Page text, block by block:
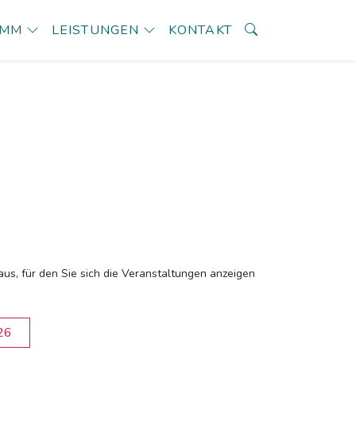
LEISTUNGEN KONTAKT
für den Sie sich die Veranstaltungen anzeigen